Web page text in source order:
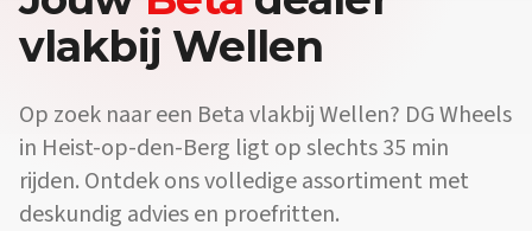
vlakbij Wellen
Op zoek naar een BetavlakbijWellen? DG Wheels
in Heist-op-den-Berg ligt op slechts35 min
rijden. Ontdek ons volledige assortiment met
deskundig advies en proefritten.